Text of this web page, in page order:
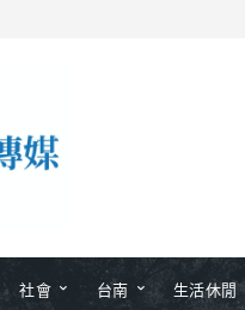
社會 台南 生活休閒